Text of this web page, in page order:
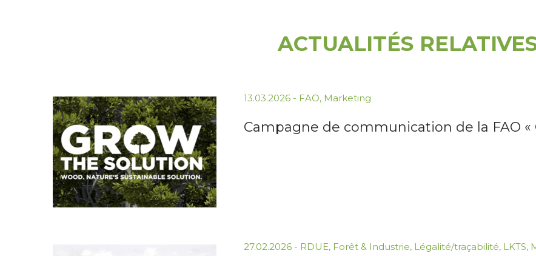
ACTUALITÉS
13.03.2026 - FAO, Marketing
Campagne de communication de la FAO «
27.02.2026 - RDUE, Forêt & Industrie, Légalité/traçabilité, LKTS,